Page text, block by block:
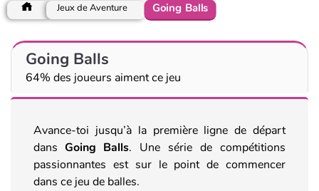
Jeux de Aventure Going Balls
Going Balls
64% des joueurs aiment ce jeu
Avance-toi jusqu’à la première ligne de départ
dans Going Balls. Une série de compétitions
passionnantes est sur le point de commencer
dans ce jeu de balles.